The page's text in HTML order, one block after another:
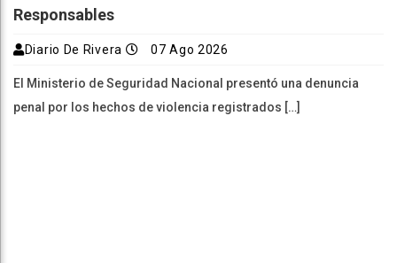
Responsables
Diario De Rivera 07 Ago 2026
El Ministerio de Seguridad Nacional presentó una denuncia
penal por los hechos de violencia registrados […]